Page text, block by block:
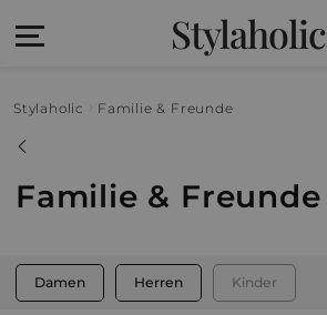
Stylaholic
Stylaholic Familie & Freunde
Familie & Freunde
Damen Herren Kinder